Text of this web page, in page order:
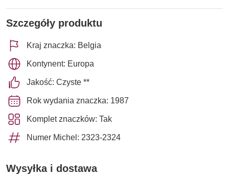
Szczegóły produktu
Kraj znaczka: Belgia
Kontynent: Europa
Jakość: Czyste **
Rok wydania znaczka: 1987
Komplet znaczków: Tak
Numer Michel: 2323-2324
Wysyłka i dostawa